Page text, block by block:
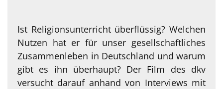
Ist Religionsunterricht überflüssig? Welchen
Nutzen hat er für unser gesellschaftliches
Zusammenleben in Deutschland und warum
gibt es ihn überhaupt? Der Film des dkv
versucht darauf anhand von Interviews mit